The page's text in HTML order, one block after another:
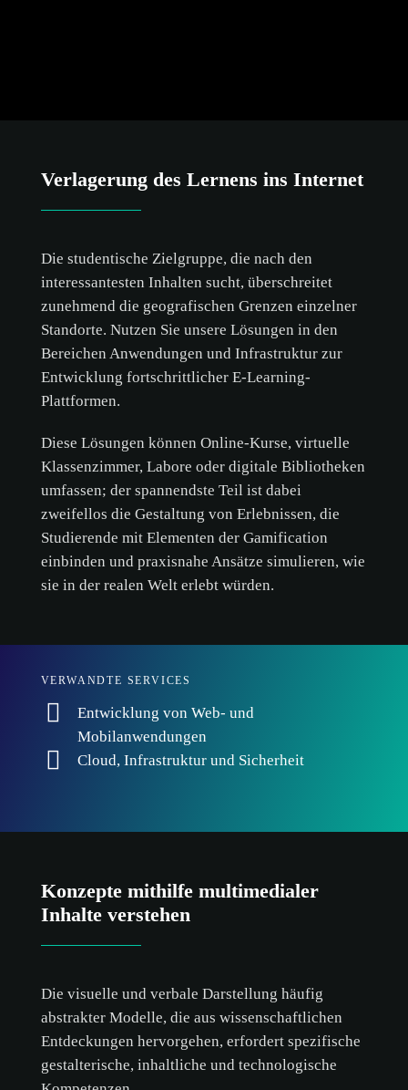
Verlagerung des Lernens ins Internet
Die studentische Zielgruppe, die nach den
interessantesten Inhalten sucht, überschreitet
zunehmend die geografischen Grenzen einzelner
Standorte. Nutzen Sie unsere Lösungen in den
Bereichen Anwendungen und Infrastruktur zur
Entwicklung fortschrittlicher E-Learning-
Plattformen.
Diese Lösungen können Online-Kurse, virtuelle
Klassenzimmer, Labore oder digitale Bibliotheken
umfassen; der spannendste Teil ist dabei
zweifellos die Gestaltung von Erlebnissen, die
Studierende mit Elementen der Gamification
einbinden und praxisnahe Ansätze simulieren, wie
sie in der realen Welt erlebt würden.
VERWANDTE SERVICES
Entwicklung von Web- und
Mobilanwendungen
Cloud, Infrastruktur und Sicherheit
Konzepte mithilfe multimedialer
Inhalte verstehen
Die visuelle und verbale Darstellung häufig
abstrakter Modelle, die aus wissenschaftlichen
Entdeckungen hervorgehen, erfordert spezifische
gestalterische, inhaltliche und technologische